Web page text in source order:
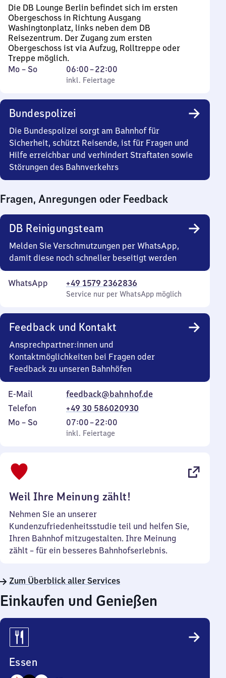
Die DB Lounge Berlin befindet sich im ersten
Obergeschoss in Richtung Ausgang
Washingtonplatz, links neben dem DB
Reisezentrum. Der Zugang zum ersten
Obergeschoss ist via Aufzug, Rolltreppe oder
Treppe möglich.
Montag
Mo – So,
inkl. Feiertage
06:00–22:00
Von
6
22
Uhr
inkl. Feiertage
Bundespolizei
Die Bundespolizei sorgt am Bahnhof für
Sicherheit, schützt Reisende, ist für Fragen und
Hilfe erreichbar und verhindert Straftaten sowie
Störungen des Bahnverkehrs
Fragen, Anregungen oder Feedback
DB Reinigungsteam
Melden Sie Verschmutzungen per WhatsApp,
damit diese noch schneller beseitigt werden
WhatsApp +49 1579 2362836
Service nur per WhatsApp möglich
Feedback und Kontakt
Ansprechpartner:innen und
Kontaktmöglichkeiten bei Fragen oder
Feedback zu unseren Bahnhöfen
E-Mail
feedback@bahnhof.de
Telefon
+49 30 586020930
Montag
Mo – So,
inkl. Feiertage
07:00–22:00
Von
7
inkl. Feiertage
Weil Ihre Meinung zählt!
Nehmen Sie an unserer
Kundenzufriedenheitsstudie teil und helfen Sie,
Ihren Bahnhof mitzugestalten. Ihre Meinung
zählt – für ein besseres Bahnhofserlebnis.
Zum Überblick aller Services
Einkaufen und Genießen
Essen